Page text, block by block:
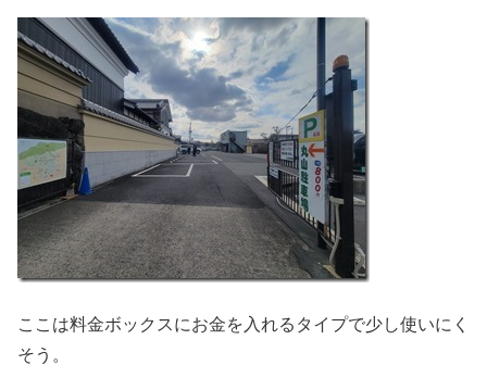
ここは料金ボックスにお金を入れるタイプで少し使いにく
そう。